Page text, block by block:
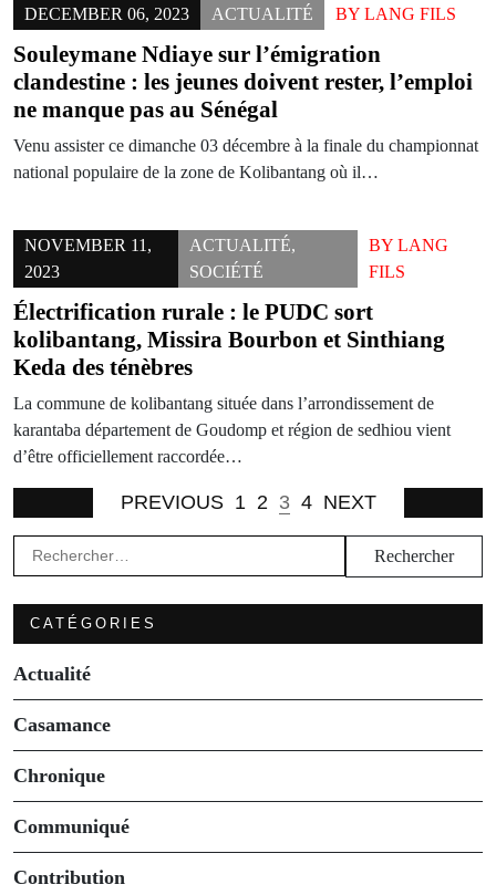
DECEMBER 06, 2023 ACTUALITÉ BY LANG FILS
Souleymane Ndiaye sur l’émigration
clandestine : les jeunes doivent rester, l’emploi
ne manque pas au Sénégal
Venu assister ce dimanche 03 décembre à la finale du championnat
national populaire de la zone de Kolibantang où il…
NOVEMBER 11,
2023
ACTUALITÉ,
SOCIÉTÉ
BYLANG
FILS
Électrification rurale : le PUDC sort
kolibantang, Missira Bourbon et Sinthiang
Keda des ténèbres
La commune de kolibantang située dans l’arrondissement de
karantaba département de Goudomp et région de sedhiou vient
d’être officiellement raccordée…
PREVIOUS 1 2 3 4 NEXT
Rechercher :
CATÉGORIES
Actualité
Casamance
Chronique
Communiqué
Contribution